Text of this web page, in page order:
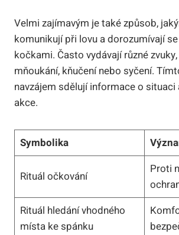
Velmi zajímavým je také způsob,
komunikují při lovu a dorozumívají
kočkami. Často vydávají různé
mňoukání, kňučení nebo syčení.
navzájem sdělují informace o
akce.
Symbolika
Rituál očkování
Proti
Rituál hledání vhodného
místa ke spánku